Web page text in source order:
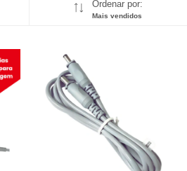
Ordenar por:
Mais vendidos